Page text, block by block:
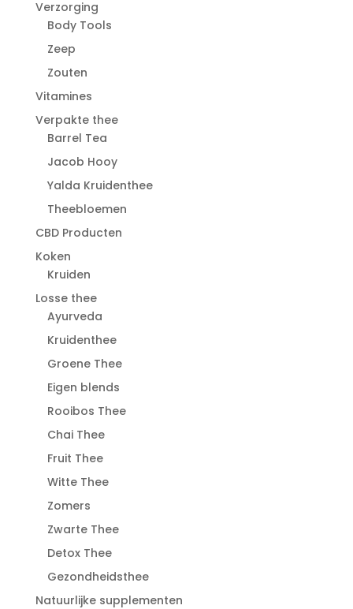
Verzorging
Body Tools
Zeep
Zouten
Vitamines
Verpakte thee
Barrel Tea
Jacob Hooy
Yalda Kruidenthee
Theebloemen
CBD Producten
Koken
Kruiden
Losse thee
Ayurveda
Kruidenthee
Groene Thee
Eigen blends
Rooibos Thee
Chai Thee
Fruit Thee
Witte Thee
Zomers
Zwarte Thee
Detox Thee
Gezondheidsthee
Natuurlijke supplementen